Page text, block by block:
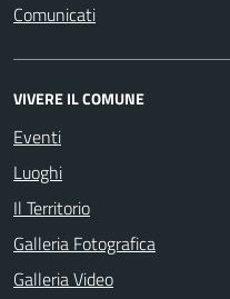
Comunicati
VIVERE IL COMUNE
Eventi
Luoghi
Il Territorio
Galleria Fotografica
Galleria Video